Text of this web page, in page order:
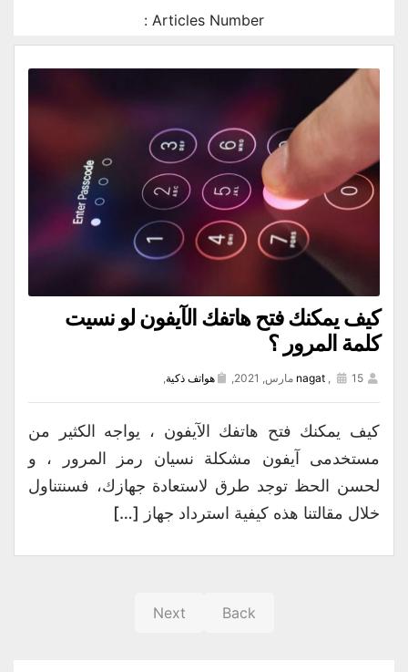
Articles Number :
كيف يمكنك فتح هاتفك الآيفون لو نسيت
كلمة المرور ؟
nagat , 15 مارس, 2021, هواتف ذكية,
كيف يمكنك فتح هاتفك الآيفون ، يواجه الكثير من
مستخدمى آيفون مشكلة نسيان رمز المرور ، و
لحسن الحظ توجد طرق لاستعادة جهازك، فسنتناول
خلال مقالتنا هذه كيفية استرداد جهاز […]
Back
Next